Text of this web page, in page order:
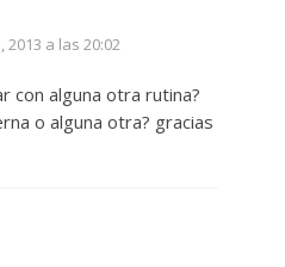
2013 a las 20:02
con alguna otra rutina?
o alguna otra? gracias